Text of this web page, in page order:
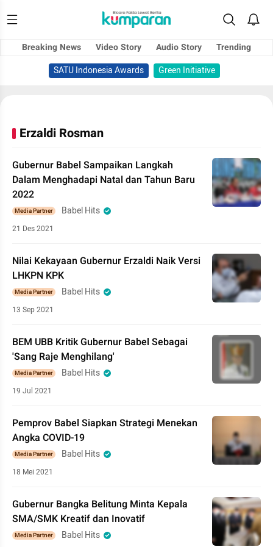
Breaking News Video Story Audio Story
Trending
SATU Indonesia Awards
Green Initiative
Erzaldi Rosman
Gubernur Babel Sampaikan Langkah
Dalam Menghadapi Natal dan Tahun Baru
2022
Media Partner Babel Hits
21 Des 2021
Nilai Kekayaan Gubernur Erzaldi Naik Versi
LHKPN KPK
Media Partner Babel Hits
13 Sep 2021
BEM UBB Kritik Gubernur Babel Sebagai
'Sang Raje Menghilang'
Media Partner Babel Hits
19 Jul 2021
Pemprov Babel Siapkan Strategi Menekan
Angka COVID-19
Media Partner Babel Hits
18 Mei 2021
Gubernur Bangka Belitung Minta Kepala
SMA/SMK Kreatif dan Inovatif
Media Partner Babel Hits